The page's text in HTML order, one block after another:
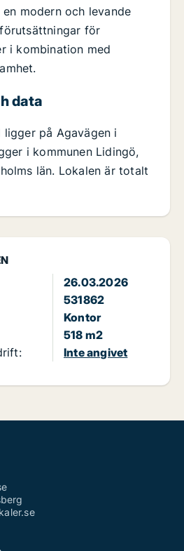
26.03.2026
531862
Kontor
518 m2
Inte angivet
modern och levande
för
i kombination med
data
på Agavägen i
i kommunen Lidingö,
län. Lokalen är totalt